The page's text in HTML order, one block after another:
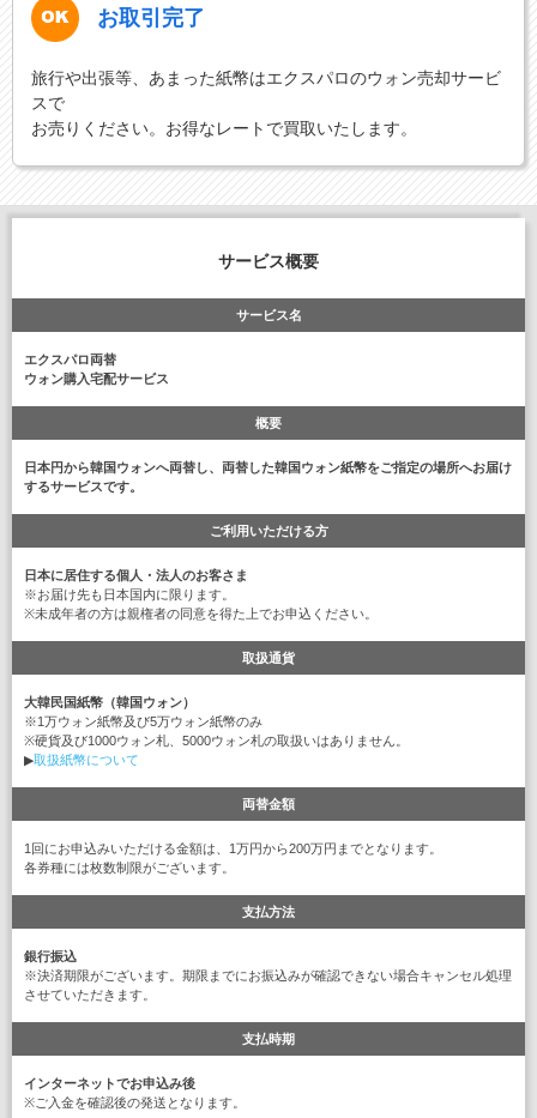
お取引完了
旅行や出張等、あまった紙幣はエクスパロのウォン売却サービ
スで
お売りください。お得なレートで買取いたします。
サービス概要
サービス名
エクスパロ両替
ウォン購入宅配サービス
概要
日本円から韓国ウォンへ両替し、両替した韓国ウォン紙幣をご指定の場所へお届け
するサービスです。
ご利用いただける方
日本に居住する個人・法人のお客さま
※お届け先も日本国内に限ります。
※未成年者の方は親権者の同意を得た上でお申込ください。
取扱通貨
大韓民国紙幣（韓国ウォン）
※1万ウォン紙幣及び5万ウォン紙幣のみ
※硬貨及び1000ウォン札、5000ウォン札の取扱いはありません。
▶取扱紙幣について
両替金額
1回にお申込みいただける金額は、1万円から200万円までとなります。
各券種には枚数制限がございます。
支払方法
銀行振込
※決済期限がございます。期限までにお振込みが確認できない場合キャンセル処理
させていただきます。
支払時期
インターネットでお申込み後
※ご入金を確認後の発送となります。